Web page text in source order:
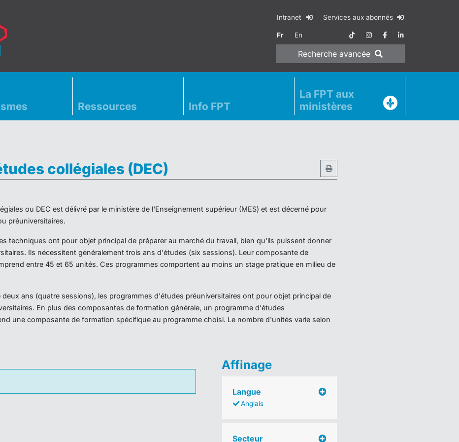
Intranet Services aux abonnés
Fr En
Recherche avancée
Ressources Info FPT
La FPT aux
ministères
collégiales (DEC)
ou DEC est délivré par le ministère de l'Enseignement supérieur (MES) et est décerné pour
préuniversitaires.
techniques ont pour objet principal de préparer au marché du travail, bien qu'ils puissent donner
Ils nécessitent généralement trois ans d'études (six sessions). Leur composante de
entre 45 et 65 unités. Ces programmes comportent au moins un stage pratique en milieu de
deux ans (quatre sessions), les programmes d'études préuniversitaires ont pour objet principal de
En plus des composantes de formation générale, un programme d'études
une composante de formation spécifique au programme choisi. Le nombre d'unités varie selon
Affinage
Langue
Anglais
Secteur